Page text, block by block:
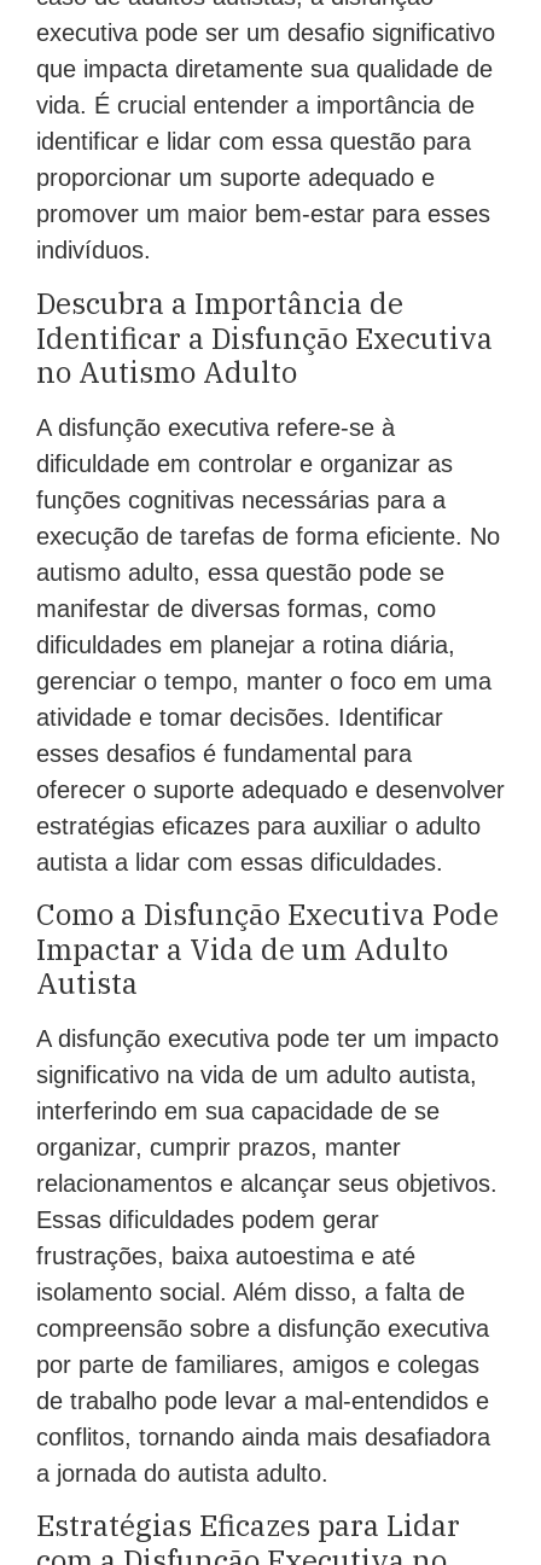
caso de adultos autistas, a disfunção
executiva pode ser um desafio significativo
que impacta diretamente sua qualidade de
vida. É crucial entender a importância de
identificar e lidar com essa questão para
proporcionar um suporte adequado e
promover um maior bem-estar para esses
indivíduos.
Descubra a Importância de
Identificar a Disfunção Executiva
no Autismo Adulto
A disfunção executiva refere-se à
dificuldade em controlar e organizar as
funções cognitivas necessárias para a
execução de tarefas de forma eficiente. No
autismo adulto, essa questão pode se
manifestar de diversas formas, como
dificuldades em planejar a rotina diária,
gerenciar o tempo, manter o foco em uma
atividade e tomar decisões. Identificar
esses desafios é fundamental para
oferecer o suporte adequado e desenvolver
estratégias eficazes para auxiliar o adulto
autista a lidar com essas dificuldades.
Como a Disfunção Executiva Pode
Impactar a Vida de um Adulto
Autista
A disfunção executiva pode ter um impacto
significativo na vida de um adulto autista,
interferindo em sua capacidade de se
organizar, cumprir prazos, manter
relacionamentos e alcançar seus objetivos.
Essas dificuldades podem gerar
frustrações, baixa autoestima e até
isolamento social. Além disso, a falta de
compreensão sobre a disfunção executiva
por parte de familiares, amigos e colegas
de trabalho pode levar a mal-entendidos e
conflitos, tornando ainda mais desafiadora
a jornada do autista adulto.
Estratégias Eficazes para Lidar